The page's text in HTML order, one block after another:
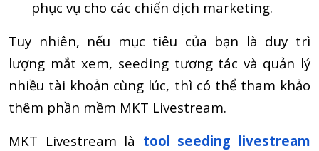
phục vụ cho các chiến dịch marketing.
Tuy nhiên, nếu mục tiêu của bạn là duy trì
lượng mắt xem, seeding tương tác và quản lý
nhiều tài khoản cùng lúc, thì có thể tham khảo
thêm phần mềm MKT Livestream.
MKT Livestream là tool seeding livestream